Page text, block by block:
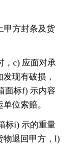
甲方封条及货
，c) 应面对承
现有破损，
面标f) 示内容
位索赔。
标i) 示的重量
物退回甲方，l)